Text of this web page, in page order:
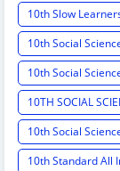
10th Slow
10th Social
10th Social
10TH SOCIAL
10th Social
10th Standard All